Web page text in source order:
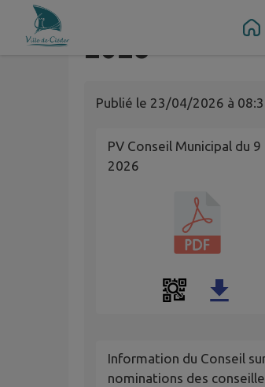
Contenu Pied
Procès
2026
Publié le 23/04/2026 à
PV Conseil Municipal du 9
2026
Information du Conseil
nominations des